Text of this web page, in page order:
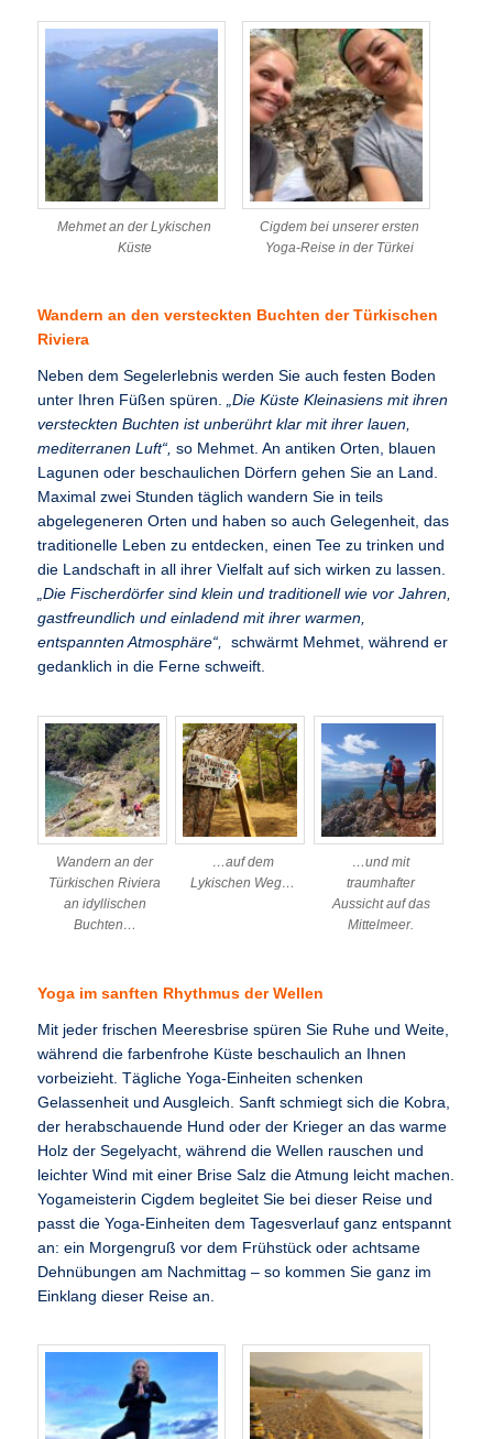
Mehmet an der Lykischen
Küste
Cigdem bei unserer ersten
Yoga-Reise in der Türkei
Wandern an den versteckten Buchten der Türkischen
Riviera
Neben dem Segelerlebnis werden Sie auch festen Boden
unter Ihren Füßen spüren.„Die Küste Kleinasiens mit ihren
versteckten Buchten ist unberührt klar mit ihrer lauen,
mediterranen Luft“,so Mehmet. An antiken Orten, blauen
Lagunen oder beschaulichen Dörfern gehen Sie an Land.
Maximal zwei Stunden täglich wandern Sie in teils
abgelegeneren Orten und haben so auch Gelegenheit, das
traditionelle Leben zu entdecken, einen Tee zu trinken und
die Landschaft in all ihrer Vielfalt auf sich wirken zu lassen.
„Die Fischerdörfer sind klein und traditionell wie vor Jahren,
gastfreundlich und einladend mit ihrer warmen,
entspannten Atmosphäre“, schwärmt Mehmet, während er
gedanklich in die Ferne schweift.
Wandern an der
Türkischen Riviera
an idyllischen
Buchten…
…auf dem
Lykischen Weg…
…und mit
traumhafter
Aussicht auf das
Mittelmeer.
Yoga im sanften Rhythmus der Wellen
Mit jeder frischen Meeresbrise spüren Sie Ruhe und Weite,
während die farbenfrohe Küste beschaulich an Ihnen
vorbeizieht. Tägliche Yoga-Einheiten schenken
Gelassenheit und Ausgleich. Sanft schmiegt sich die Kobra,
der herabschauende Hund oder der Krieger an das warme
Holz der Segelyacht, während die Wellen rauschen und
leichter Wind mit einer Brise Salz die Atmung leicht machen.
Yogameisterin Cigdem begleitet Sie bei dieser Reise und
passt die Yoga-Einheiten dem Tagesverlauf ganz entspannt
an: ein Morgengruß vor dem Frühstück oder achtsame
Dehnübungen am Nachmittag – so kommen Sie ganz im
Einklang dieser Reise an.